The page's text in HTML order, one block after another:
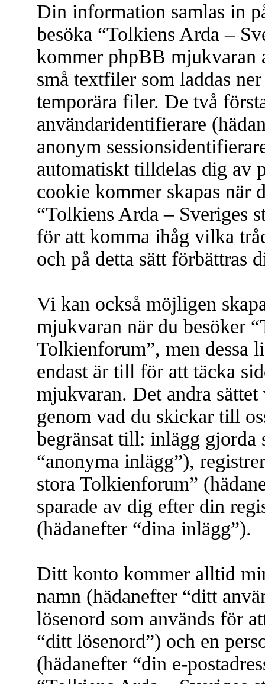
Din information samlas in
besöka “Tolkiens Arda –
kommer phpBB mjukvaran
små textfiler som laddas
temporära filer. De två
användaridentifierare
anonym
automatiskt tilldelas dig av
cookie kommer skapas när
“Tolkiens Arda – Sveriges
för att komma ihåg vilka
och på detta sätt förbättras
Vi kan också möjligen
mjukvaran när du besöker
Tolkienforum”, men dessa
endast är till för att täcka
mjukvaran. Det andra
genom vad du skickar till
begränsat till: inlägg gjorda
“anonyma inlägg”),
stora Tolkienforum”
sparade av dig efter din
(hädanefter “dina inlägg”).
Ditt konto kommer alltid
namn (hädanefter “ditt
lösenord som används för
“ditt lösenord”) och en
(hädanefter “din e-